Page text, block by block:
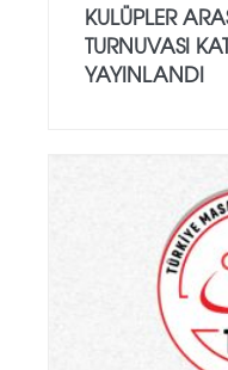
KULÜPLER
TURNUVASI
YAYINLANDI